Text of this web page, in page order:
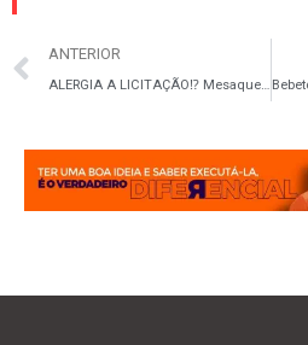
ANTERIOR
ALERGIA A LICITAÇÃO⁉️ Mesaque Soares desafia Valderico Júnior e eleva tensão sobre licitação do transporte público em Ilhéus